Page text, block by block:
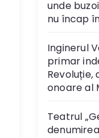
unde
nu încap
Inginerul
primar
Revoluție,
onoare al
Teatrul